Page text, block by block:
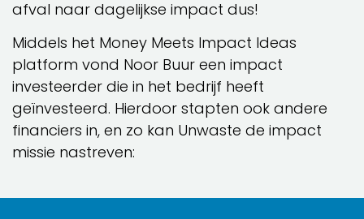
afval naar dagelijkse impact dus!
Middels het Money Meets Impact Ideas
platform vond Noor Buur een impact
investeerder die in het bedrijf heeft
geïnvesteerd. Hierdoor stapten ook andere
financiers in, en zo kan Unwaste de impact
missie nastreven: